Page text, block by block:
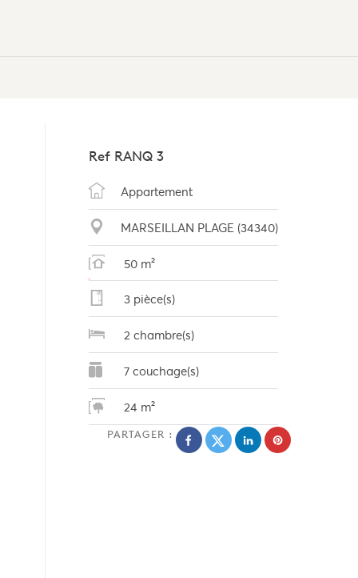
Ref RANQ 3
Appartement
MARSEILLAN PLAGE (34340)
50 m²
3 pièce(s)
2 chambre(s)
7 couchage(s)
24 m²
PARTAGER :